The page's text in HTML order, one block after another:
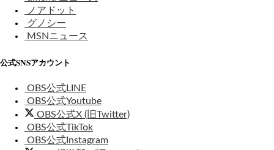
ノアドット
グノシー
MSNニュース
公式SNSアカウント
OBS公式LINE
OBS公式Youtube
OBS公式X (旧Twitter)
OBS公式TikTok
OBS公式Instagram